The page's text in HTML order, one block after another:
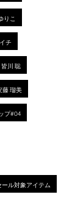
りこ
チ
皆川 聡
藤 瑠美
プ#04
ール対象アイテム